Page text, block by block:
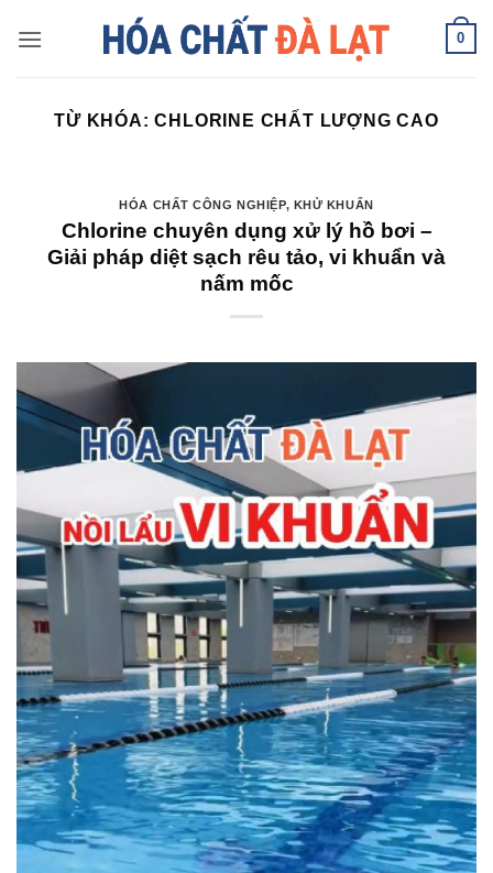
0
TỪ KHÓA:CHLORINE CHẤT LƯỢNG CAO
HÓA CHẤT CÔNG NGHIỆP, KHỬ KHUẨN
Chlorine chuyên dụng xử lý hồ bơi –
Giải pháp diệt sạch rêu tảo, vi khuẩn và
nấm mốc